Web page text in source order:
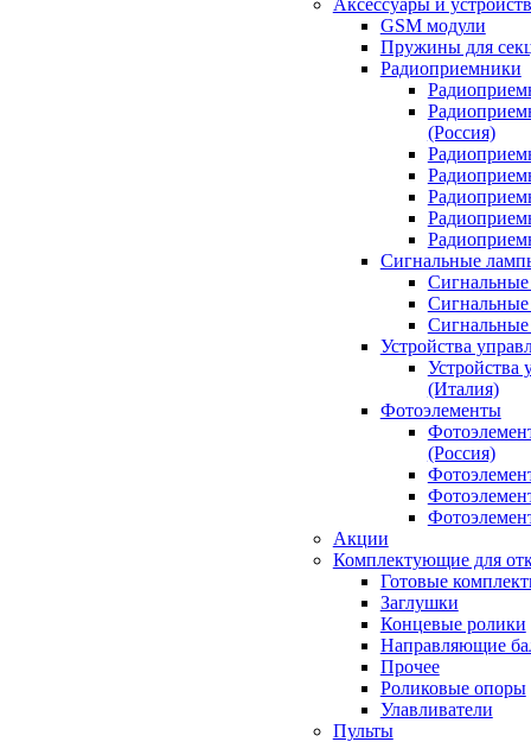
Аксессуары и
GSM модули
Пружины для
Радиоприемники
(Россия)
Сигнальные
Устройства
Устройства
(Италия)
Фотоэлементы
(Россия)
Акции
Комплектующие для
Готовые
Заглушки
Концевые ролики
Направляющие
Прочее
Роликовые опоры
Улавливатели
Пульты